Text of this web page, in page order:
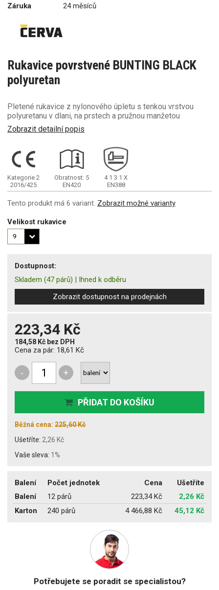
Záruka
24 měsíců
Rukavice povrstvené BUNTING BLACK
polyuretan
Pletené rukavice z nylonového úpletu s tenkou vrstvou
polyuretanu v dlani, na prstech a pružnou manžetou
Zobrazit detailní popis
Kategorie 2
2016/425
Obratnost: 5
EN420
4 1 3 1 X
EN388
Tento produkt má 6 variant. Zobrazit možné varianty
Velikost rukavice
Dostupnost:
Skladem (47 párů) | Ihned k odběru
Zobrazit dostupnost na prodejnách
223,34 Kč
184,58 Kč bez DPH
Cena za pár: 18,61 Kč
- +
PŘIDAT DO KOŠÍKU
Běžná cena: 225,60 Kč
Ušetříte: 2,26 Kč
Vaše sleva: 1%
Balení Počet jednotek Cena
Ušetříte
Balení
12 párů 223,34 Kč
2,26 Kč
Karton
240 párů 4 466,88 Kč 45,12 Kč
Potřebujete se poradit se specialistou?